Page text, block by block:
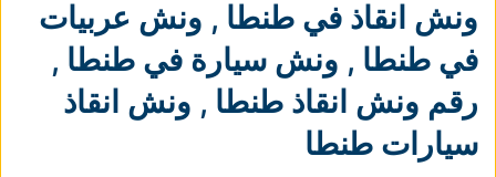
ونش انقاذ في طنطا , ونش عربيات
في طنطا , ونش سيارة في طنطا ,
رقم ونش انقاذ طنطا , ونش انقاذ
سيارات طنطا